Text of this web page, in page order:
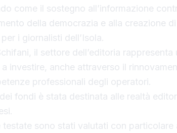
come il sostegno all’informazione
della democrazia e alla creazione
i giornalisti dell’Isola.
il settore dell’editoria
investire, anche attraverso il
professionali degli operatori.
fondi è stata destinata alle realtà
testate sono stati valutati con